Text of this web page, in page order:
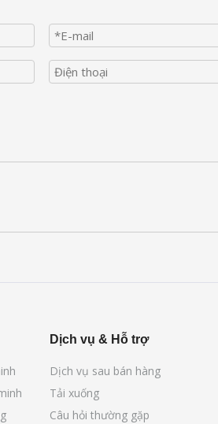
Dịch vụ & Hỗ trợ
Dịch vụ sau bán hàng
Tải xuống
Câu hỏi thường gặp